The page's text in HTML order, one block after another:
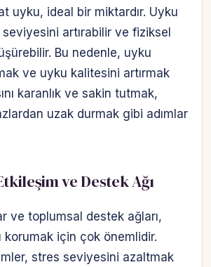
uyku, ideal bir miktardır. Uyku
artırabilir ve fiziksel
Bu nedenle, uyku
ve uyku kalitesini artırmak
karanlık ve sakin tutmak,
uzak durmak gibi adımlar
ve Destek Ağı
ve toplumsal destek ağları,
korumak için çok önemlidir.
stres seviyesini azaltmak